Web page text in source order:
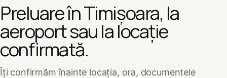
Preluare în Timișoara, la
aeroport sau la locație
confirmată.
Îți confirmăm înainte locația, ora, documentele